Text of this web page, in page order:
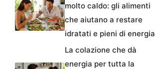
molto caldo: gli alimenti
che aiutano a restare
idratati e pieni di energia
La colazione che dà
energia per tutta la